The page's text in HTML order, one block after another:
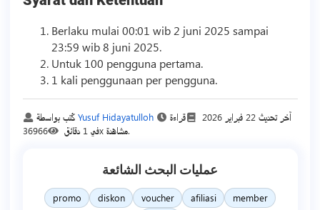
Berlaku mulai 00:01 wib 2 juni 2025 sampai
23:59 wib 8 juni 2025.
Untuk 100 pengguna pertama.
1 kali penggunaan per pengguna.
كُتب بواسطة Yusuf Hidayatulloh آخر تحديث 22 فبراير 2026
قراءة
في 1 دقائق
36966x مشاهدة.
عمليات البحث الشائعة
promo diskon voucher afiliasi
member